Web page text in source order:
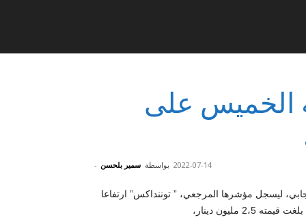
الخميس على
بواسطة سمير بلحسن - 2022-07-14
ليسجل مؤشرها المرجعي، ” توننداكس” ارتفاعا